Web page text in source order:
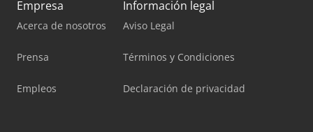
Empresa
Acerca de nosotros
Prensa
Empleos
Información legal
Aviso Legal
Términos y Condiciones
Declaración de privacidad